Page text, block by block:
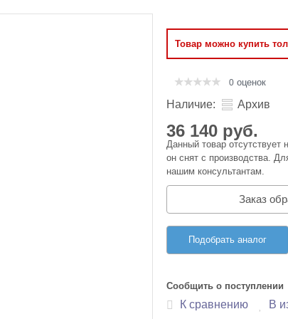
Товар можно купить
0 оценок
Наличие: Архив
36 140 руб.
Данный товар отсутствует
он снят с производства.
нашим консультантам.
Заказ
Подобрать аналог
Сообщить о поступлении
К сравнению В
память